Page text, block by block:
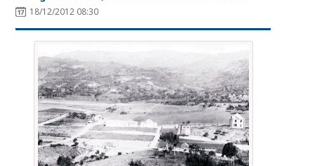
18/12/2012 08:30